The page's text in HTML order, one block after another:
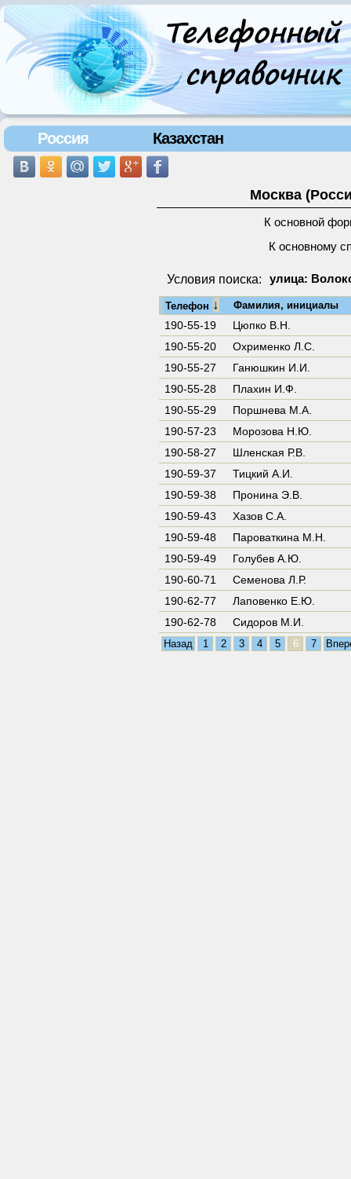
Россия Казахстан
Москва
К основной
К основному
Условия поиска: улица:
Телефон ↓ Фамилия, инициалы
190-55-19
Цюпко В.Н.
190-55-20
Охрименко Л.С.
190-55-27
Ганюшкин И.И.
190-55-28
Плахин И.Ф.
190-55-29
Поршнева М.А.
190-57-23
Морозова Н.Ю.
190-58-27
Шленская Р.В.
190-59-37
Тицкий А.И.
190-59-38
Пронина Э.В.
190-59-43
Хазов С.А.
190-59-48
Пароваткина М.Н.
190-59-49
Голубев А.Ю.
190-60-71
Семенова Л.Р.
190-62-77
Лаповенко Е.Ю.
190-62-78
Сидоров М.И.
Назад 1 2 3 4 5 6 7